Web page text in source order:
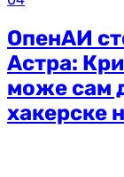
ОпенАИ
Астра:
може сам
хакерске